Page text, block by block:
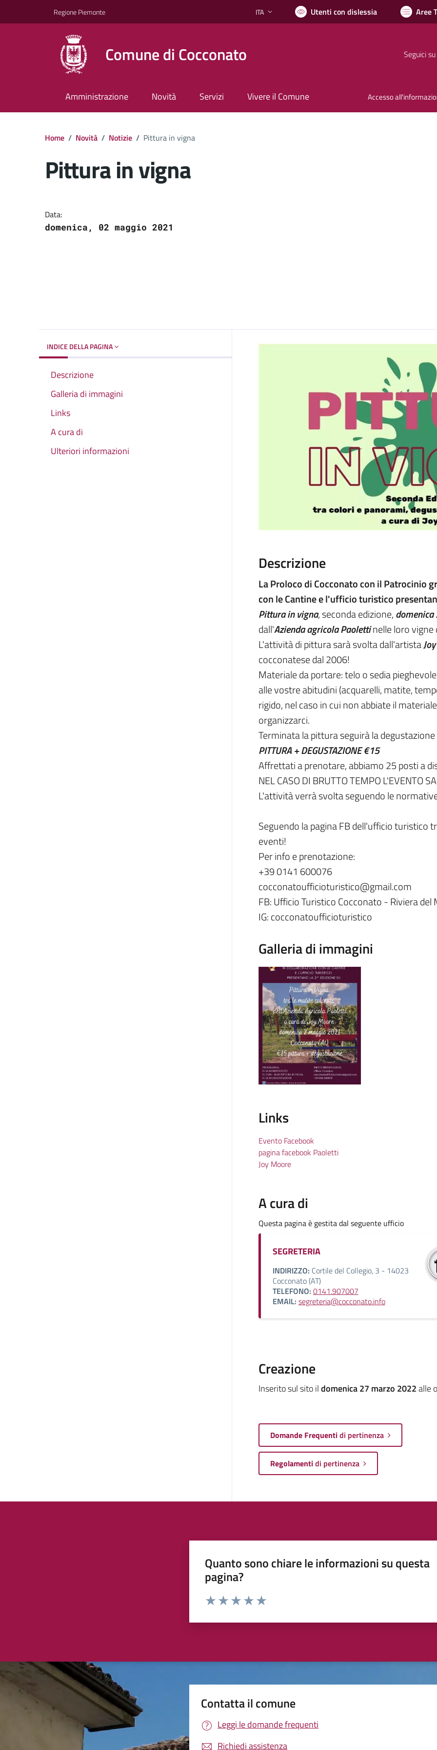
Regione Piemonte Lingua attiva:
ITA Utenti con dislessia Aree
Comune di Cocconato Seguici su
Amministrazione Novità Servizi Vivere il Comune Accesso
Home / Novità / Notizie / Pittura in vigna
Pittura in vigna
Data:
domenica, 02 maggio 2021
INDICE DELLA PAGINA
Descrizione
Galleria di immagini
Links
A cura di
Ulteriori informazioni
Descrizione
La Proloco di Cocconato con il Patrocinio
con le Cantine e l'ufficio turistico
Pittura in vigna, seconda edizione,
dall'Azienda agricola Paolettinelle loro vigne
L'attività di pittura sarà svolta dall'artista
cocconatese dal 2006!
Materiale da portare: telo o sedia
alle vostre abitudini (acquarelli, matite,
rigido, nel caso in cui non abbiate il
organizzarci.
Terminata la pittura seguirà la
PITTURA + DEGUSTAZIONE €15
Affrettati a prenotare, abbiamo 25 posti a
NEL CASO DI BRUTTO TEMPO L'EVENTO
L'attività verrà svolta seguendo le
Seguendo la pagina FB dell'ufficio turistico
eventi!
Per info e prenotazione:
+39 0141 600076
cocconatoufficioturistico@gmail.com
FB: Ufficio Turistico Cocconato - Riviera
IG: cocconatoufficioturistico
Galleria di immagini
Links
Evento Facebook
pagina facebook Paoletti
Joy Moore
A cura di
Questa pagina è gestita dal seguente ufficio
SEGRETERIA
INDIRIZZO: Cortile del Collegio, 3 - 14023
Cocconato (AT)
TELEFONO: 0141.907007
EMAIL: segreteria@cocconato.info
Creazione
Inserito sul sito ildomenica 27 marzo 2022alle
Domande Frequentidi pertinenza
Regolamentidi pertinenza
Quanto sono chiare le informazioni su questa
pagina?
Valuta da 1 a 5 stelle la pagina
Contatta il comune
Leggi le domande frequenti
Richiedi assistenza